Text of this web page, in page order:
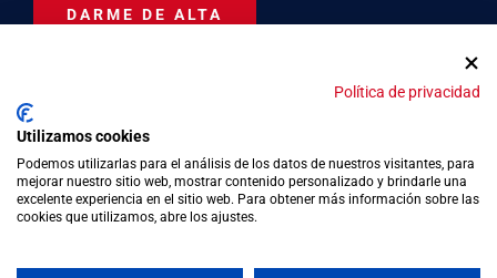
DARME DE ALTA
Distinción turística desde
2023
Política de privacidad
Utilizamos cookies
Podemos utilizarlas para el análisis de los datos de nuestros visitantes, para
mejorar nuestro sitio web, mostrar contenido personalizado y brindarle una
excelente experiencia en el sitio web. Para obtener más información sobre las
cookies que utilizamos, abre los ajustes.